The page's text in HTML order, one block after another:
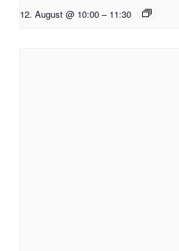
12. August @ 10:00 – 11:30